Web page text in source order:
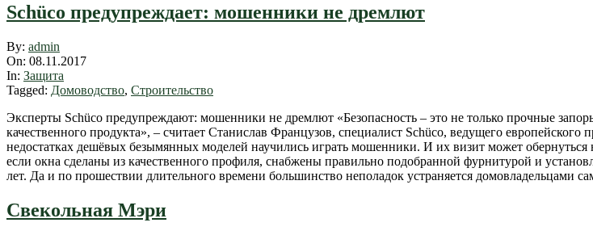
Schüco предупреждает: мошенники не дремлют
2017-
11-
08
By: admin
On: 08.11.2017
In: Защита
Tagged: Домоводство, Строительство
Эксперты Schüco предупреждают: мошенники не дремлют «Безопасность – это не только прочные
качественного продукта», – считает Станислав Французов, специалист Schüco, ведущего
недостатках дешёвых безымянных моделей научились играть мошенники. И их визит может
если окна сделаны из качественного профиля, снабжены правильно подобранной фурнитурой и
лет. Да и по прошествии длительного времени большинство неполадок устраняется домовладельцами
Свекольная Мэри